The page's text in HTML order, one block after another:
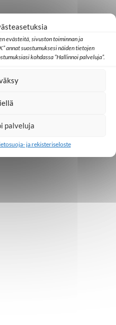
evästeitä, sivuston toiminnan ja
annat suostumuksesi näiden tietojen
kohdassa ”Hallinnoi palveluja”.
palveluja
ja rekisteriseloste